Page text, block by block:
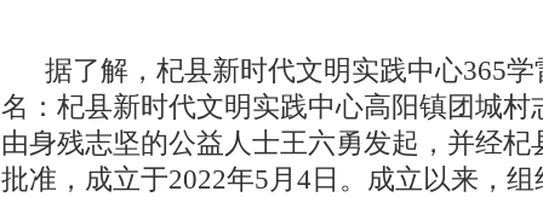
据了解，杞县新时代文明实践中心365学
名：杞县新时代文明实践中心高阳镇团城村
由身残志坚的公益人士王六勇发起，并经杞
批准，成立于2022年5月4日。成立以来，